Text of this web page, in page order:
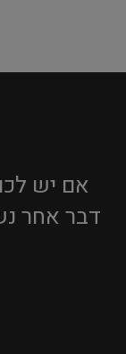
אם יש
דבר אחר